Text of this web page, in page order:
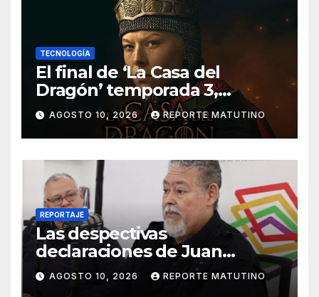
TECNOLOGÍA
El final de ‘La Casa del
Dragón’ temporada 3,
explicado: ¿Quién muere y
qué pasa con el Trono de
Hierro?
AGOSTO 10, 2026 REPORTE MATUTINO
REPORTAJE
Las despectivas
declaraciones de Juan
Barreto sobre María Corina
AGOSTO 10, 2026 REPORTE MATUTINO